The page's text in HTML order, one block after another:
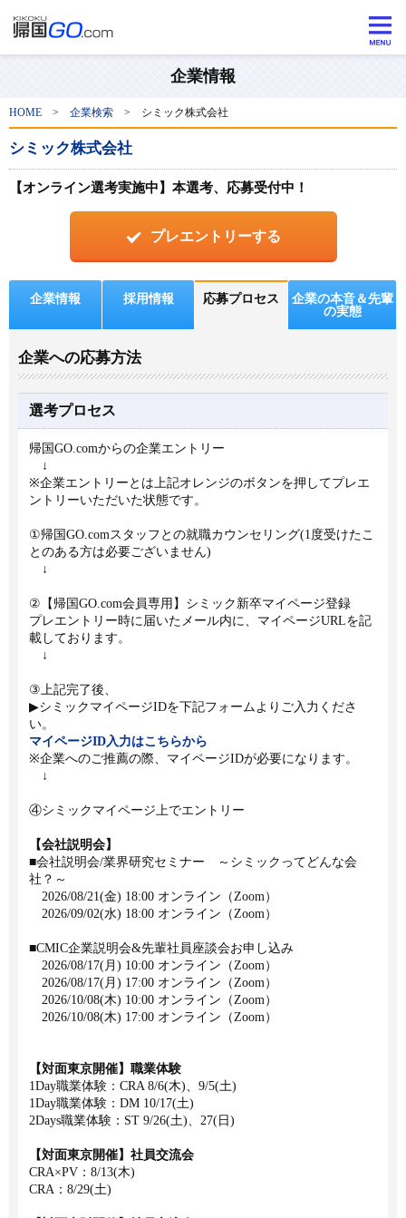
企業情報
HOME > 企業検索 > シミック株式会社
シミック株式会社
【オンライン選考実施中】本選考、応募受付中！
プレエントリーする
企業情報 採用情報 応募プロセス
企業の本音＆先輩
の実態
企業への応募方法
選考プロセス
帰国GO.comからの企業エントリー
↓
※企業エントリーとは上記オレンジのボタンを押してプレエ
ントリーいただいた状態です。
①帰国GO.comスタッフとの就職カウンセリング(1度受けたこ
とのある方は必要ございません)
↓
②【帰国GO.com会員専用】シミック新卒マイページ登録
プレエントリー時に届いたメール内に、マイページURLを記
載しております。
↓
③上記完了後、
▶シミックマイページIDを下記フォームよりご入力くださ
い。
マイページID入力はこちらから
※企業へのご推薦の際、マイページIDが必要になります。
↓
④シミックマイページ上でエントリー
【会社説明会】
■会社説明会/業界研究セミナー ～シミックってどんな会
社？～
2026/08/21(金) 18:00 オンライン（Zoom）
2026/09/02(水) 18:00 オンライン（Zoom）
■CMIC企業説明会&先輩社員座談会お申し込み
2026/08/17(月) 10:00 オンライン（Zoom）
2026/08/17(月) 17:00 オンライン（Zoom）
2026/10/08(木) 10:00 オンライン（Zoom）
2026/10/08(木) 17:00 オンライン（Zoom）
【対面東京開催】職業体験
1Day職業体験：CRA 8/6(木)、9/5(土)
1Day職業体験：DM 10/17(土)
2Days職業体験：ST 9/26(土)、27(日)
【対面東京開催】社員交流会
CRA×PV：8/13(木)
CRA：8/29(土)